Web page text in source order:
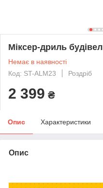
Міксер-дриль
Немає в наявності
Код: ST-ALM23
Роздріб
2 399 ₴
Опис Характеристики
Опис